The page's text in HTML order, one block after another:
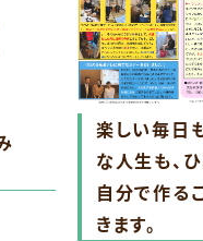
楽しい毎日
な人生も、
自分で作る
きます。